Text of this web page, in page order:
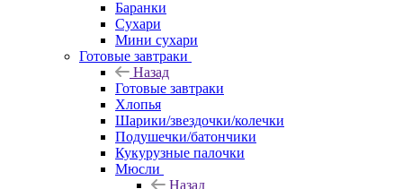
Баранки
Сухари
Мини сухари
Готовые завтраки
Назад
Готовые завтраки
Хлопья
Шарики/звездочки/колечки
Подушечки/батончики
Кукурузные палочки
Мюсли
Назад